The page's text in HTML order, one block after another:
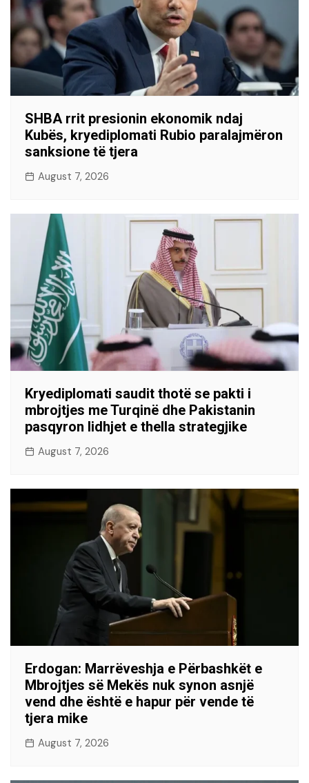
SHBA rrit presionin ekonomik ndaj
Kubës, kryediplomati Rubio paralajmëron
sanksione të tjera
August 7, 2026
Kryediplomati saudit thotë se pakti i
mbrojtjes me Turqinë dhe Pakistanin
pasqyron lidhjet e thella strategjike
August 7, 2026
Erdogan: Marrëveshja e Përbashkët e
Mbrojtjes së Mekës nuk synon asnjë
vend dhe është e hapur për vende të
tjera mike
August 7, 2026